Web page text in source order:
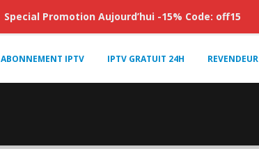
ABONNEMENT IPTV IPTV GRATUIT 24H REVENDEUR
Special Promotion Aujourd’hui -15% Code: off15